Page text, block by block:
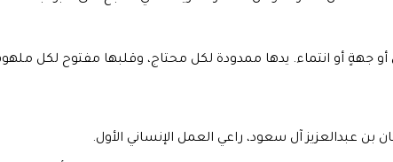
أو جهةٍ أو انتماء. يدها ممدودة لكل محتاج، وقلبها مفتوح لكل
عبدالعزيز آل سعود، راعي العمل الإنساني الأول.